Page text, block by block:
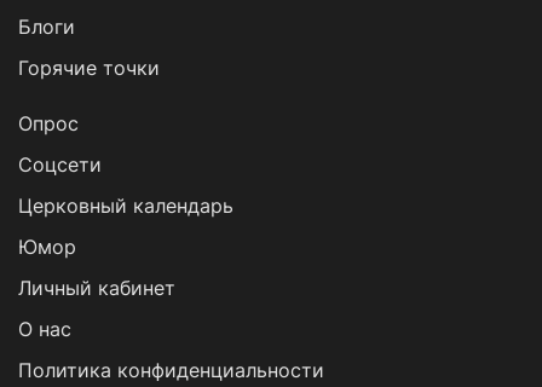
Блоги
Горячие точки
Опрос
Cоцсети
Церковный календарь
Юмор
Личный кабинет
О нас
Политика конфиденциальности